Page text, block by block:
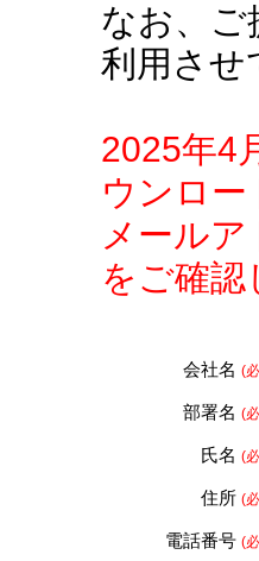
なお、ご
利用させ
2025年4
ウンロ
メール
をご確
会社名 (
部署名 (
氏名 (
住所 (
電話番号 (